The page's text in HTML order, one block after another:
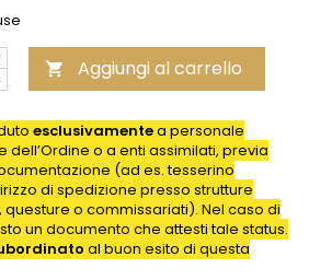
 Aggiungi al carrello
esclusivamentea personale
o a enti assimilati, previa
(ad es. tesserino
di spedizione presso strutture
o commissariati). Nel caso di
un documento che attesti tale status.
al buon esito di questa